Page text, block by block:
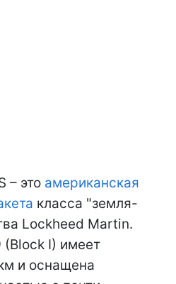
– это американская
класса "земля-
Lockheed Martin.
I) имеет
и оснащена